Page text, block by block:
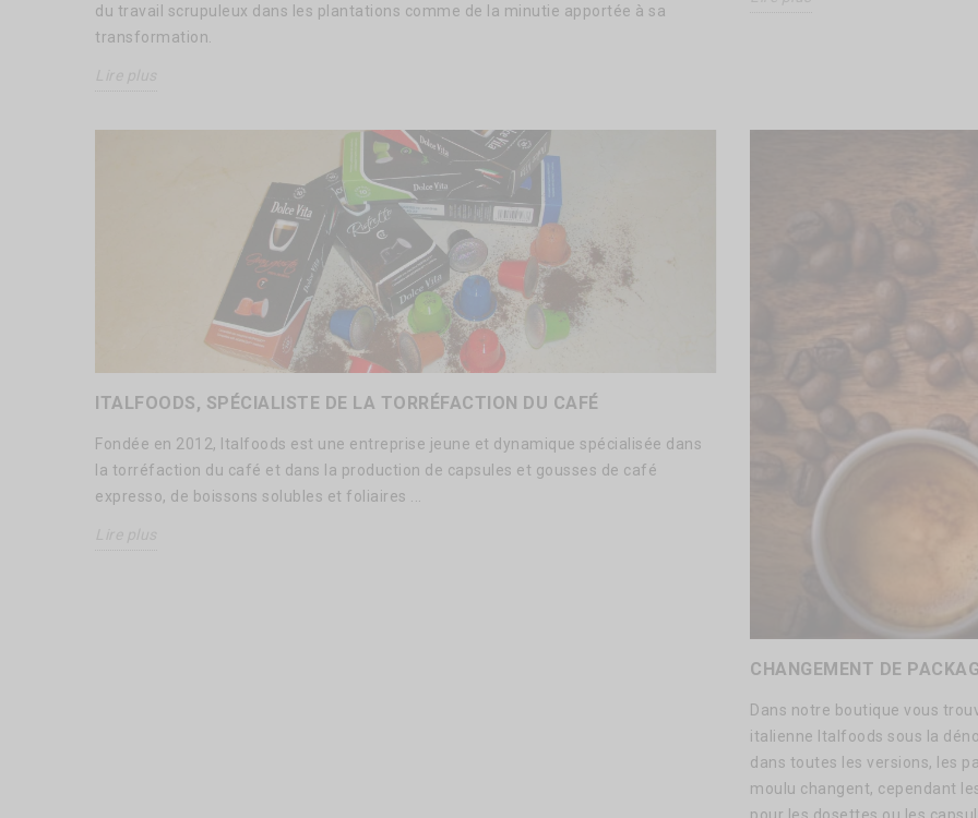
du travail scrupuleux dans les plantations comme de la minutie apportée à sa
transformation.
ITALFOODS, SPÉCIALISTE DE LA TORRÉFACTION DU CAFÉ
Fondée en 2012, Italfoods est une entreprise jeune et dynamique spécialisée dans
la torréfaction du café et dans la production de capsules et gousses de café
expresso, de boissons solubles et foliaires ...
CHANGEMENT DE
Dans notre boutique vous
italienne Italfoods sous la
dans toutes les versions, les
moulu changent, cependant